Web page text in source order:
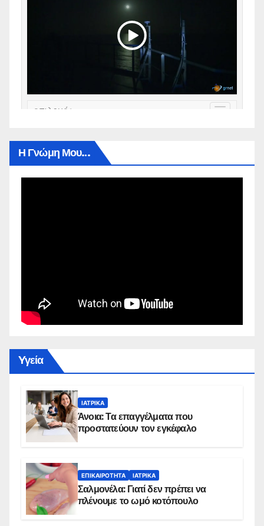
Η Γνώμη Μου…
Yγεία
ΙΑΤΡΙΚΆ
Άνοια: Τα επαγγέλματα που
προστατεύουν τον εγκέφαλο
ΕΠΙΚΑΙΡΌΤΗΤΑ ΙΑΤΡΙΚΆ
Σαλμονέλα: Γιατί δεν πρέπει να
πλένουμε το ωμό κοτόπουλο